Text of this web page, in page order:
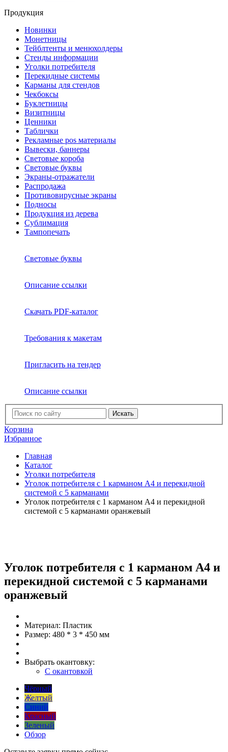
Продукция
Новинки
Монетницы
Тейблтенты и менюхолдеры
Стенды информации
Уголки потребителя
Перекидные системы
Карманы для стендов
Чекбоксы
Буклетницы
Визитницы
Ценники
Таблички
Рекламные pos материалы
Вывески, баннеры
Световые короба
Световые буквы
Экраны-отражатели
Распродажа
Противовирусные экраны
Подносы
Продукция из дерева
Сублимация
Тампопечать
Световые буквы
Описание ссылки
Скачать PDF-каталог
Требования к макетам
Пригласить на тендер
Описание ссылки
Искать
Корзина
Избранное
Главная
Каталог
Уголки потребителя
Уголок потребителя с 1 карманом А4 и перекидной
системой с 5 карманами
Уголок потребителя с 1 карманом А4 и перекидной
системой с 5 карманами оранжевый
Уголок потребителя с 1 карманом А4 и
перекидной системой с 5 карманами
оранжевый
Материал: Пластик
Размер: 480 * 3 * 450 мм
Выбрать окантовку:
С окантовкой
Чёрный
Желтый
Синий
Красный
Зеленый
Обзор